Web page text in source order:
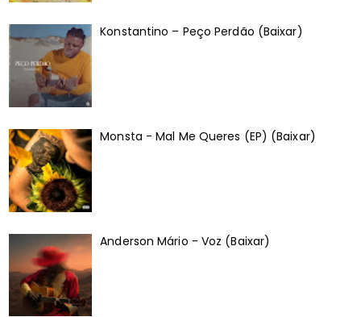
Konstantino – Peço Perdão (Baixar)
Monsta - Mal Me Queres (EP) (Baixar)
Anderson Mário - Voz (Baixar)